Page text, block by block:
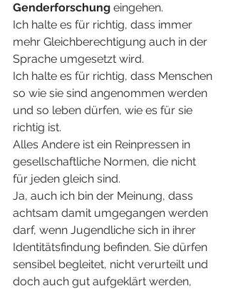
Genderforschung eingehen.
Ich halte es für richtig, dass immer
mehr Gleichberechtigung auch in der
Sprache umgesetzt wird.
Ich halte es für richtig, dass Menschen
so wie sie sind angenommen werden
und so leben dürfen, wie es für sie
richtig ist.
Alles Andere ist ein Reinpressen in
gesellschaftliche Normen, die nicht
für jeden gleich sind.
Ja, auch ich bin der Meinung, dass
achtsam damit umgegangen werden
darf, wenn Jugendliche sich in ihrer
Identitätsfindung befinden. Sie dürfen
sensibel begleitet, nicht verurteilt und
doch auch gut aufgeklärt werden,